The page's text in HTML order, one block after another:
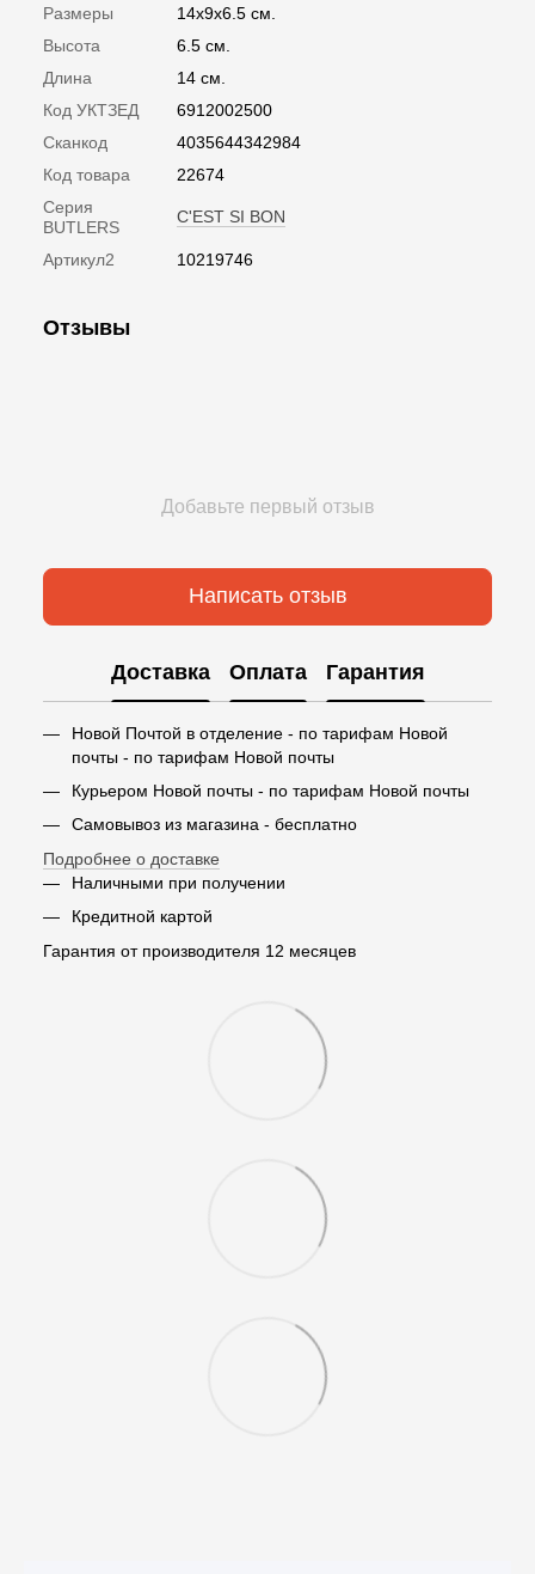
Размеры
14x9x6.5 см.
Высота
6.5 см.
Длина
14 см.
Код УКТЗЕД
6912002500
Сканкод
4035644342984
Код товара
22674
Серия
BUTLERS
C'EST SI BON
Артикул2 10219746
Отзывы
Добавьте первый отзыв
Написать отзыв
Доставка Оплата Гарантия
Новой Почтой в отделение - по тарифам Новой
почты - по тарифам Новой почты
Курьером Новой почты - по тарифам Новой почты
Самовывоз из магазина - бесплатно
Подробнее о доставке
Наличными при получении
Кредитной картой
Гарантия от производителя 12 месяцев